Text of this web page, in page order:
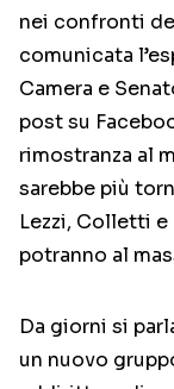
nei confronti
comunicata
Camera e
post su
rimostranza al
sarebbe più
Lezzi, Colletti e
potranno al
Da giorni si
un nuovo